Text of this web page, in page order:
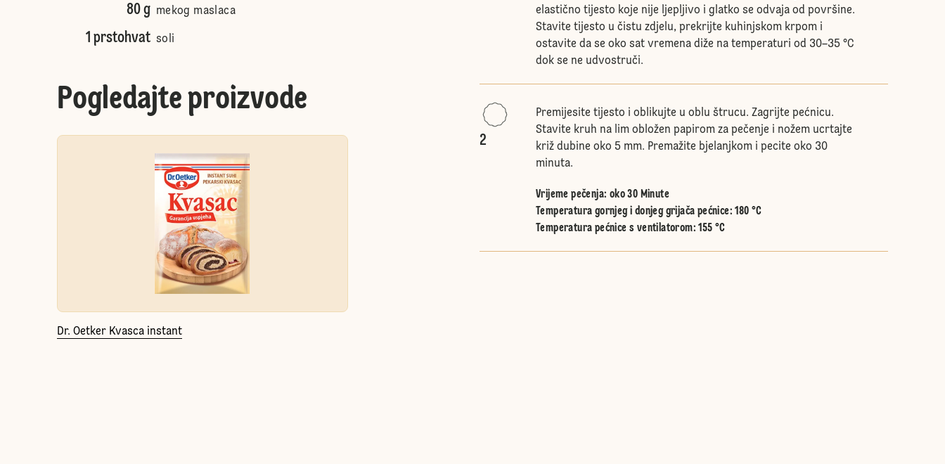
80 g mekog maslaca
1 prstohvat soli
Pogledajte proizvode
Dr. Oetker Kvasca instant
elastično tijesto koje nije ljepljivo i glatko se odvaja od površine.
Stavite tijesto u čistu zdjelu, prekrijte kuhinjskom krpom i
ostavite da se oko sat vremena diže na temperaturi od 30–35 °C
dok se ne udvostruči.
2
Premijesite tijesto i oblikujte u oblu štrucu. Zagrijte pećnicu.
Stavite kruh na lim obložen papirom za pečenje i nožem ucrtajte
križ dubine oko 5 mm. Premažite bjelanjkom i pecite oko 30
minuta.
Vrijeme pečenja: oko 30 Minute
Temperatura gornjeg i donjeg grijača pećnice: 180 °C
Temperatura pećnice s ventilatorom: 155 °C